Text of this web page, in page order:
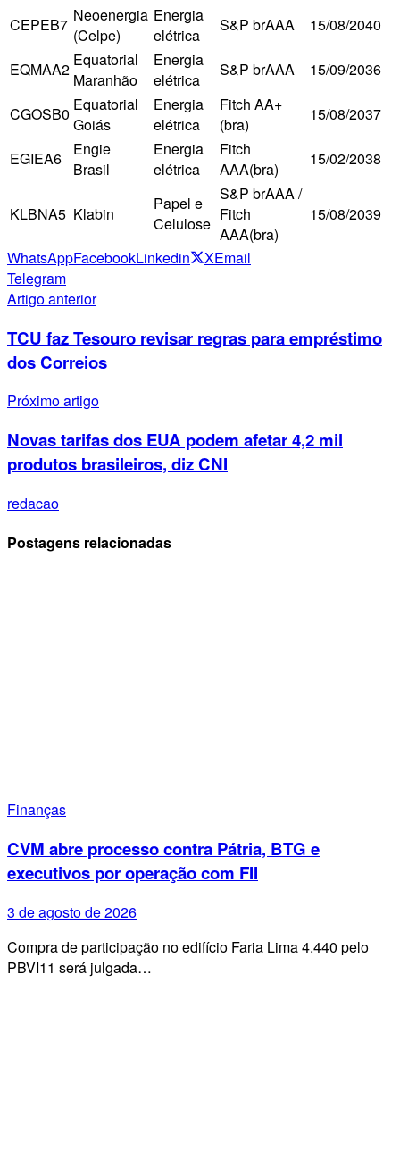
CEPEB7 Neoenergia
(Celpe)
Energia
elétrica
S&P brAAA 15/08/2040
EQMAA2 Equatorial
Maranhão
Energia
elétrica
S&P brAAA 15/09/2036
CGOSB0 Equatorial
Goiás
Energia
elétrica
Fitch AA+
(bra)
15/08/2037
EGIEA6
Engie
Brasil
Energia
elétrica
Fitch
AAA(bra)
15/02/2038
KLBNA5 Klabin
Papel e
Celulose
S&P brAAA /
Fitch
AAA(bra)
15/08/2039
WhatsAppFacebookLinkedin XEmail
Telegram
Artigo anterior
TCU faz Tesouro revisar regras para empréstimo
dos Correios
Próximo artigo
Novas tarifas dos EUA podem afetar 4,2 mil
produtos brasileiros, diz CNI
redacao
Postagens relacionadas
Finanças
CVM abre processo contra Pátria, BTG e
executivos por operação com FII
3 de agosto de 2026
Compra de participação no edifício Faria Lima 4.440 pelo
PBVI11 será julgada…